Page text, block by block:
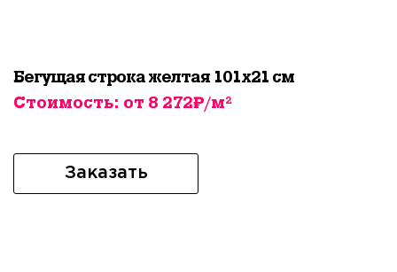
Бегущая строка желтая 101х21 см
Стоимость: от 8 272₽/м²
Заказать